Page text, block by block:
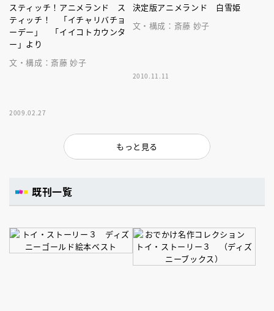
スティッチ！アニメランド ス
ティッチ！ 「イチャリバチョ
ーデー」 「イイコトカウンタ
ー」より
文・構成：斎藤 妙子
2009.02.27
決定版アニメランド 白雪姫
文・構成：斎藤 妙子
2010.11.11
もっと見る
既刊一覧